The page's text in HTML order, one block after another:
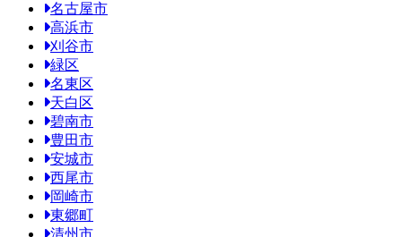
名古屋市
高浜市
刈谷市
緑区
名東区
天白区
碧南市
豊田市
安城市
西尾市
岡崎市
東郷町